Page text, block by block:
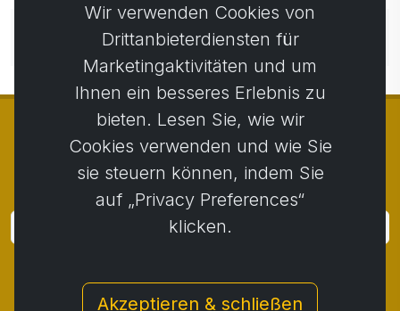
einen Kommentar abgibt.
© Copyright 2014 - 2026
Geschäftsbedingungen / Privatsphäre
Wir verwenden Cookies von
Drittanbieterdiensten für
Marketingaktivitäten und um
Ihnen ein besseres Erlebnis zu
bieten. Lesen Sie, wie wir
Cookies verwenden und wie Sie
sie steuern können, indem Sie
auf „Privacy Preferences“
klicken.
Akzeptieren & schließen